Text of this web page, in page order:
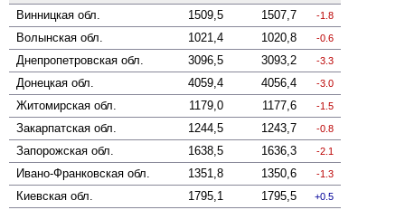
Винницкая обл. 1509,5 1507,7 -1.8
Волынская обл. 1021,4 1020,8 -0.6
Днепропетровская обл. 3096,5 3093,2 -3.3
Донецкая обл. 4059,4 4056,4 -3.0
Житомирская обл. 1179,0 1177,6 -1.5
Закарпатская обл. 1244,5 1243,7 -0.8
Запорожская обл. 1638,5 1636,3 -2.1
Ивано-Франковская обл. 1351,8 1350,6 -1.3
Киевская обл. 1795,1 1795,5 0.5